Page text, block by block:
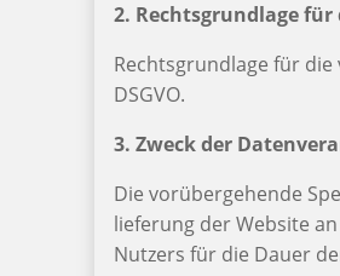
2. Rechtsgrundlage
Rechtsgrundlage für
DSGVO.
3. Zweck der
Die vorübergehende
lieferung der Website
Nutzers für die Dauer